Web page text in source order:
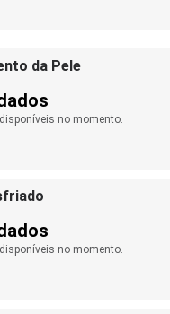
da Pele
no momento.
no momento.